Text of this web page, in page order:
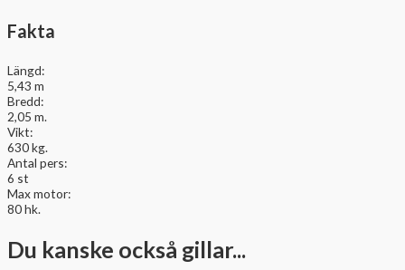
Fakta
Längd:
5,43 m
Bredd:
2,05 m.
Vikt:
630 kg.
Antal pers:
6 st
Max motor:
80 hk.
Du kanske också gillar...